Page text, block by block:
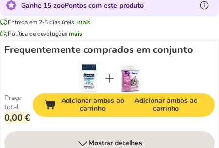
Ganhe 15 zooPontos com este produto
Entrega em 2-5 dias úteis. mais
Política de devoluçõesmais
Frequentemente comprados em conjunto
Preço
total
0,00 €
Adicionar ambos ao
carrinho
Adicionar ambos ao
carrinho
Mostrar detalhes